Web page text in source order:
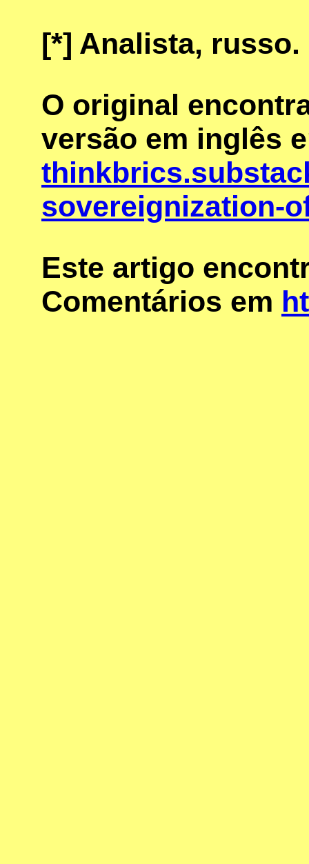
[*] Analista, russo.
O original
versão em inglês
sovereignization-
Este artigo
Comentários em